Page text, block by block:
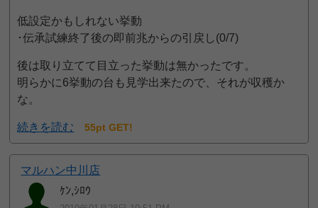
低設定かもしれない挙動
･伝承試練終了後の即前兆からの引戻し(0/7)
後は取り立てて目立った挙動は無かったです。
明らかに6挙動の台も見学出来たので、それが収穫か
な。
続きを読む 55pt GET!
マルハン中川店
ｹﾝ,ｼﾛｳ